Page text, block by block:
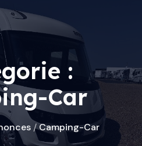
:
Car
/Camping-Car